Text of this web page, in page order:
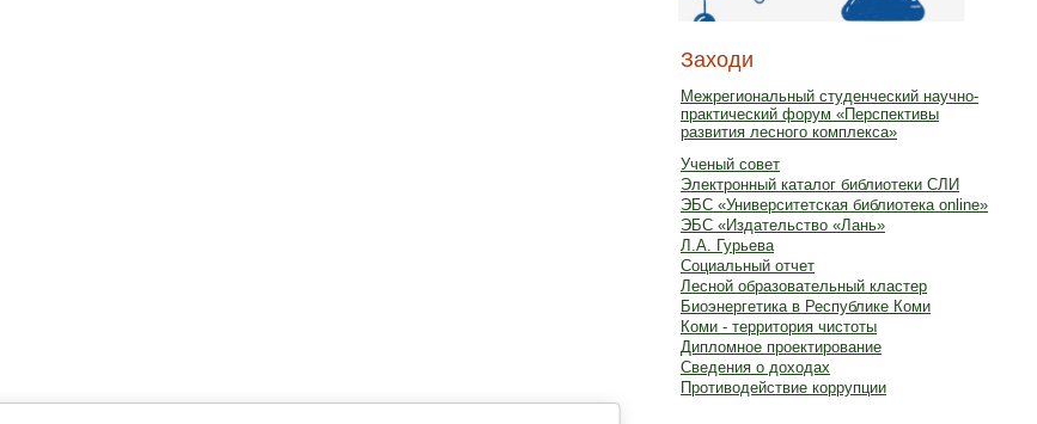
Заходи
Межрегиональный студенческий научно-
практический форум «Перспективы
развития лесного комплекса»
Ученый совет
Электронный каталог библиотеки СЛИ
ЭБС «Университетская библиотека online»
ЭБС «Издательство «Лань»
Л.А. Гурьева
Социальный отчет
Лесной образовательный кластер
Биоэнергетика в Республике Коми
Коми - территория чистоты
Дипломное проектирование
Сведения о доходах
Противодействие коррупции